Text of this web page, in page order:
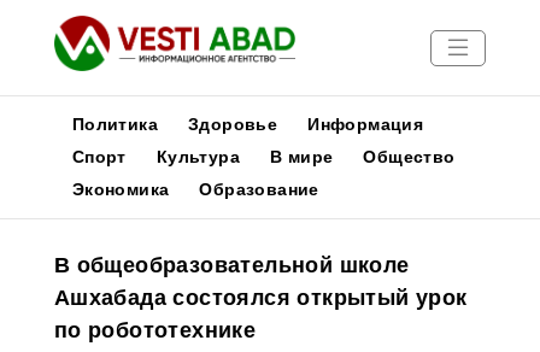
Новости
Медиа
Афиша
Политика Здоровье
Информация
Спорт
Культура В мире
Общество
Экономика
Образование
В общеобразовательной школе
Ашхабада состоялся открытый урок
по робототехнике